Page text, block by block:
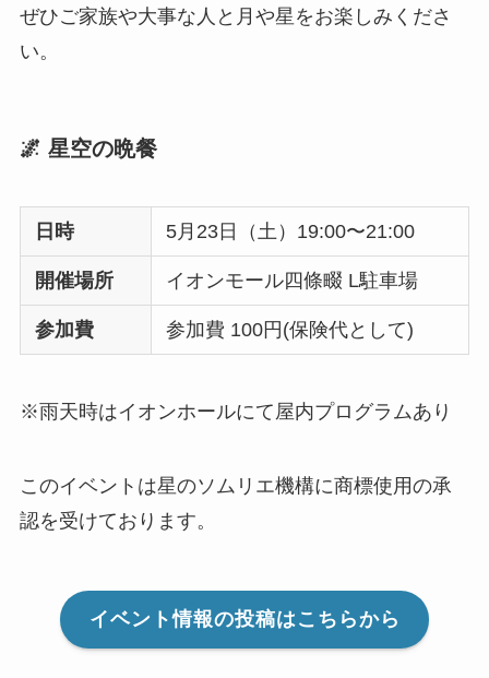
ぜひご家族や大事な人と月や星をお楽しみくださ
い。
🌌 星空の晩餐
日時 5月23日（土）19:00〜21:00
開催場所 イオンモール四條畷 L駐車場
参加費 参加費 100円(保険代として)
※雨天時はイオンホールにて屋内プログラムあり
このイベントは星のソムリエ機構に商標使用の承
認を受けております。
イベント情報の投稿はこちらから